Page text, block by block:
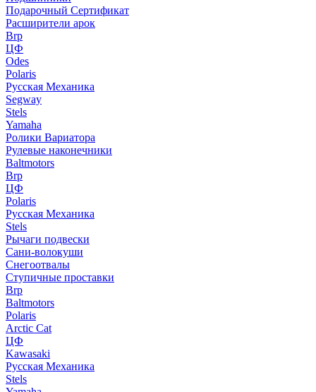
Подарочный Сертификат
Расширители арок
Brp
ЦФ
Odes
Polaris
Русская Механика
Segway
Stels
Yamaha
Ролики Вариатора
Рулевые наконечники
Baltmotors
Brp
ЦФ
Polaris
Русская Механика
Stels
Рычаги подвески
Сани-волокуши
Снегоотвалы
Ступичные проставки
Brp
Baltmotors
Polaris
Arctic Cat
ЦФ
Kawasaki
Русская Механика
Stels